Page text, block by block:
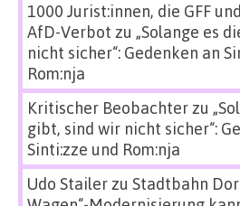
1000 Jurist:innen, die GFF
AfD-Verbot zu „Solange es
nicht sicher“: Gedenken an
Rom:nja
Kritischer Beobachterzu
gibt, sind wir nicht sicher“:
Sinti:zze und Rom:nja
Udo Stailerzu Stadtbahn